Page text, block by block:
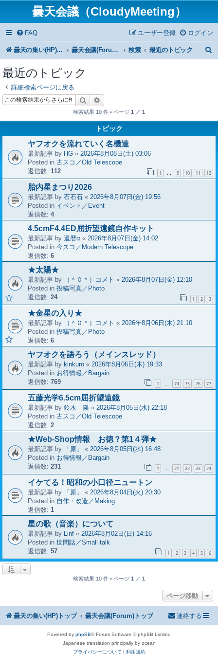
曇天会議（CloudyMeeting）
FAQ ログイン
ユーザー登録
曇天の集い(HP)トップ 曇天会議(Forum)トップ 検索 最近のトピック
最近のトピック
詳細検索ページに戻る
検索
検索結果 10 件 • ページ 1 ／ 1
トピック
ヤフオクを流れていく名機達
最新記事 by HG « 2026年8月08日(土) 03:06
Posted in 古スコ／Old Telescope
返信数: 112 1 … 9 10 11 12
胎内星まつり2026
最新記事 by 石石石 « 2026年8月07日(金) 19:56
Posted in イベント／Event
返信数: 4
4.5cmF4.4ED屈折望遠鏡自作キット
最新記事 by 還暦α « 2026年8月07日(金) 14:02
Posted in 今スコ／Modern Telescope
返信数: 6
★太陽★
最新記事 by （＾０＾）コメト « 2026年8月07日(金) 12:10
Posted in 投稿写真／Photo
返信数: 24 1 2 3
★金星の入り★
最新記事 by （＾０＾）コメト « 2026年8月06日(木) 21:10
Posted in 投稿写真／Photo
返信数: 6
ヤフオクを語ろう（メインスレッド）
最新記事 by kinkuro « 2026年8月06日(木) 19:33
Posted in お得情報／Bargain
返信数: 769 1 … 74 75 76 77
五藤光学6.5cm屈折望遠鏡
最新記事 by 鈴木 隆 « 2026年8月05日(水) 22:18
Posted in 古スコ／Old Telescope
返信数: 2
★Web-Shop情報 お徳？第1４弾★
最新記事 by 「原」 « 2026年8月05日(水) 16:48
Posted in お得情報／Bargain
返信数: 231 1 … 21 22 23 24
イケてる！昭和の小口径ニュートン
最新記事 by 「原」 « 2026年8月04日(火) 20:30
Posted in 自作・改造／Making
返信数: 1
星の歌（音楽）について
最新記事 by Linf « 2026年8月02日(日) 14:16
Posted in 世間話／Small talk
返信数: 57 1 2 3 4 5 6
検索結果 10 件 • ページ 1 ／ 1
ページ移動
曇天の集い(HP)トップ 曇天会議(Forum)トップ 連絡する
Powered by phpBB® Forum Software © phpBB Limited
Japanese translation principally by ocean
プライバシーについて
利用規約